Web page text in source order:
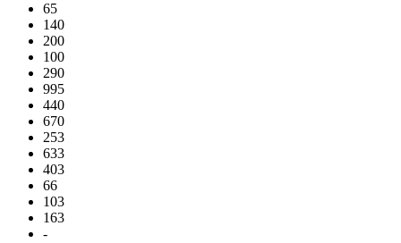
65
140
200
100
290
995
440
670
253
633
403
66
103
163
-